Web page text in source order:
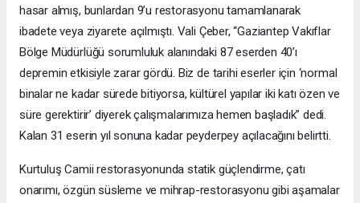
hasar almış, bunlardan 9’u restorasyonu tamamlanarak
ibadete veya ziyarete açılmıştı. Vali Çeber, “Gaziantep Vakıflar
Bölge Müdürlüğü sorumluluk alanındaki 87 eserden 40’ı
depremin etkisiyle zarar gördü. Biz de tarihi eserler için ‘normal
binalar ne kadar sürede bitiyorsa, kültürel yapılar iki katı özen ve
süre gerektirir’ diyerek çalışmalarımıza hemen başladık” dedi.
Kalan 31 eserin yıl sonuna kadar peyderpey açılacağını belirtti.
Kurtuluş Camii restorasyonunda statik güçlendirme, çatı
onarımı, özgün süsleme ve mihrap-restorasyonu gibi aşamalar